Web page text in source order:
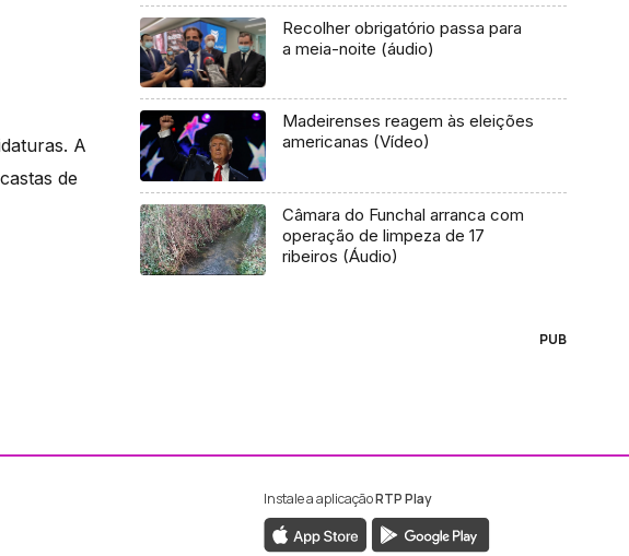
A
de
Recolher obrigatório passa para
a meia-noite (áudio)
Madeirenses reagem às eleições
americanas (Vídeo)
Câmara do Funchal arranca com
operação de limpeza de 17
ribeiros (Áudio)
PUB
ao Facebook da RTP Madeira
ao Instagram da RTP Madeira
Instale a aplicaçãoRTP Play